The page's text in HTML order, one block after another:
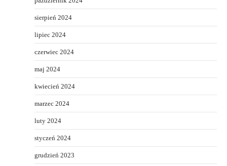
sierpień 2024
lipiec 2024
czerwiec 2024
maj 2024
kwiecień 2024
marzec 2024
luty 2024
styczeń 2024
grudzień 2023